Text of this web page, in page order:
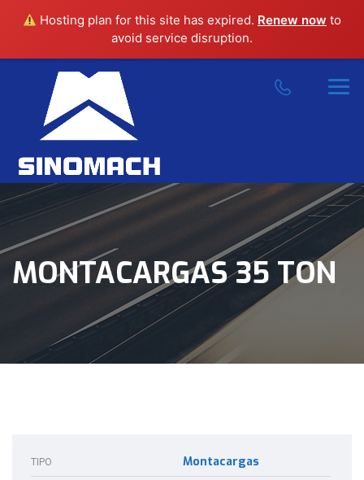
Hosting plan for this site has expired. Renew now to
avoid service disruption.
MONTACARGAS 35 TON
TIPO Montacargas